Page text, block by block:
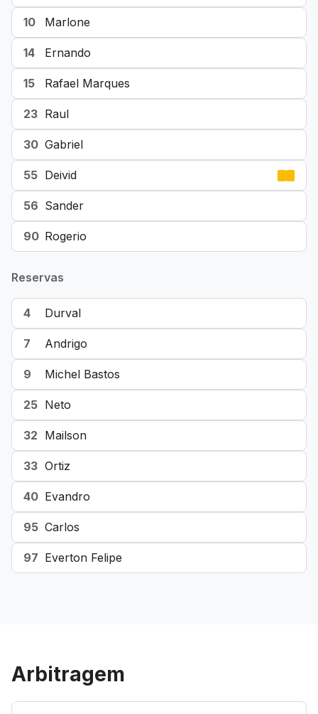
10 Marlone
14 Ernando
15 Rafael Marques
23 Raul
30 Gabriel
55 Deivid
56 Sander
90 Rogerio
Reservas
4 Durval
7 Andrigo
9 Michel Bastos
25 Neto
32 Mailson
33 Ortiz
40 Evandro
95 Carlos
97 Everton Felipe
Arbitragem